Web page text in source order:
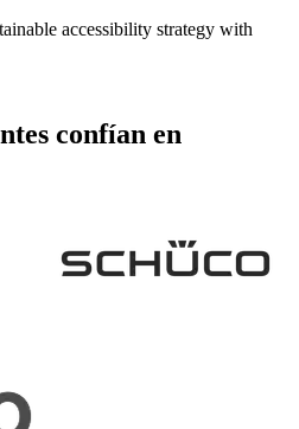
accessibility strategy with
confían en